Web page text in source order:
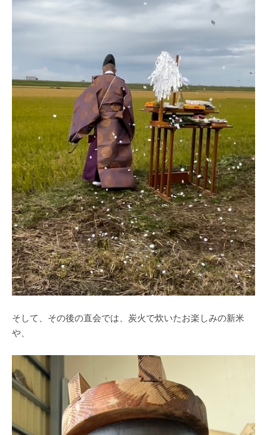
そして、その後の直会では、炭火で炊いたお楽しみの新米
や、